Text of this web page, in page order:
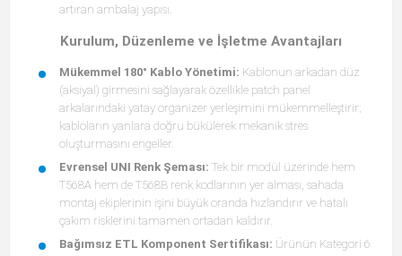
artıran ambalaj yapısı.
Kurulum, Düzenleme ve İşletme Avantajları
Mükemmel 180° Kablo Yönetimi: Kablonun arkadan düz
(aksiyal) girmesini sağlayarak özellikle patch panel
arkalarındaki yatay organizer yerleşimini mükemmelleştirir;
kabloların yanlara doğru bükülerek mekanik stres
oluşturmasını engeller.
Evrensel UNI Renk Şeması: Tek bir modül üzerinde hem
T568A hem de T568B renk kodlarının yer alması, sahada
montaj ekiplerinin işini büyük oranda hızlandırır ve hatalı
çakım risklerini tamamen ortadan kaldırır.
Bağımsız ETL Komponent Sertifikası: Ürünün Kategori 6